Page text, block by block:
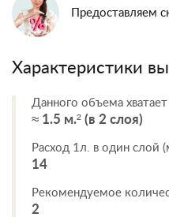
Предоставляем
Характеристики
Данного объема
≈ 1.5 м.² (в 2 слоя)
Расход 1л. в один слой
14
Рекомендуемое
2